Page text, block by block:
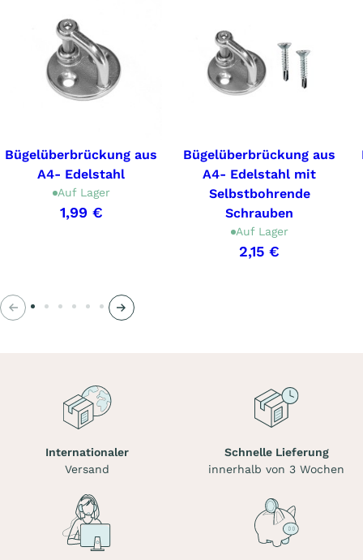
Bügelüberbrückung aus
A4- Edelstahl
Auf Lager
1,99 €
Bügelüberbrückung aus
A4- Edelstahl mit
Selbstbohrende
Schrauben
Auf Lager
2,15 €
Voriges Nächstes
Internationaler
Versand
Schnelle Lieferung
innerhalb von 3 Wochen